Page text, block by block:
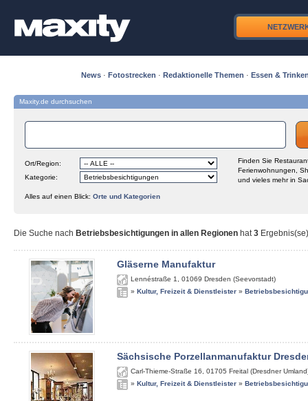
News · Fotostrecken · Redaktionelle Themen · Essen &
Maxity.de durchsuchen
Ort/Region:
Kategorie:
Finden Sie
Ferienwohnungen,
und vieles mehr in
Alles auf einen Blick: Orte und Kategorien
Die Suche nach Betriebsbesichtigungen in allen Regionen hat3
Gläserne Manufaktur
Lennéstraße 1 01069 Dresden (Seevorstadt)
» Kultur, Freizeit & Dienstleister »
Sächsische Porzellanmanufaktur
Carl-Thieme-Straße 16 01705 Freital (Dresdner
» Kultur, Freizeit & Dienstleister »